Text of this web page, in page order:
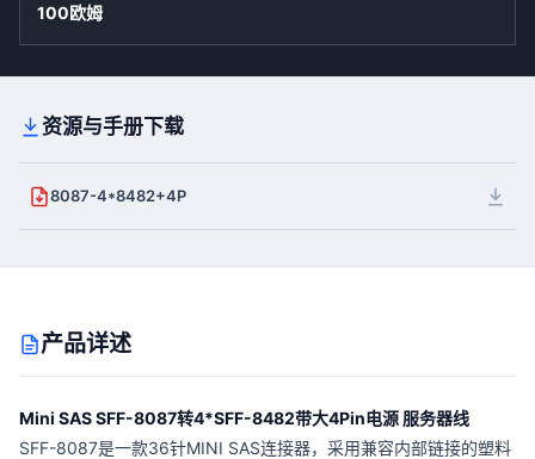
100欧姆
资源与手册下载
8087-4*8482+4P
产品详述
Mini SAS SFF-8087转4*SFF-8482带大4Pin电源 服务器线
SFF-8087是一款36针MINI SAS连接器，采用兼容内部链接的塑料